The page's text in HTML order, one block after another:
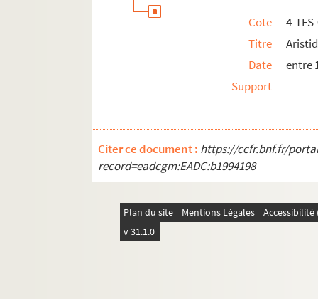
Cote
4-
Titre
Date
entre
Support
Citer ce document : https://ccfr.bnf.fr/
record=eadcgm:EADC:b1994198
Plan du site Mentions Légales
v 31.1.0